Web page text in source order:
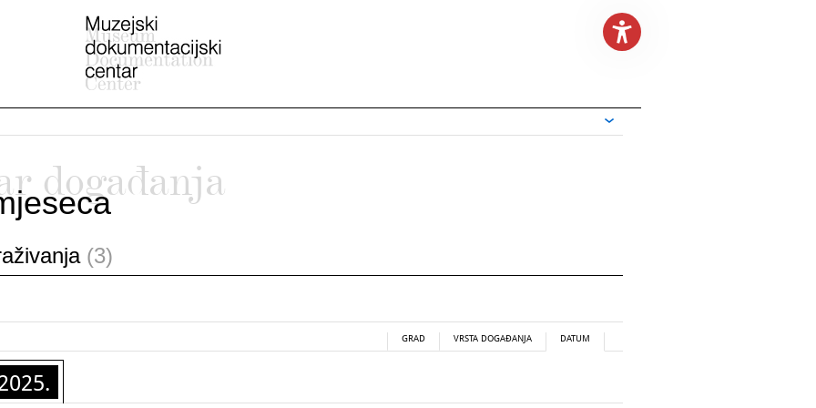
događanja
(3)
GRAD VRSTA DOGAĐANJA DATUM